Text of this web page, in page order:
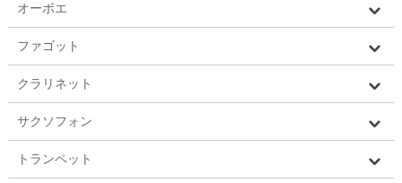
オーボエ
ファゴット
クラリネット
サクソフォン
トランペット